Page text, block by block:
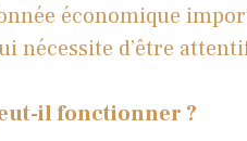
économique
nécessite d’être
il fonctionner ?